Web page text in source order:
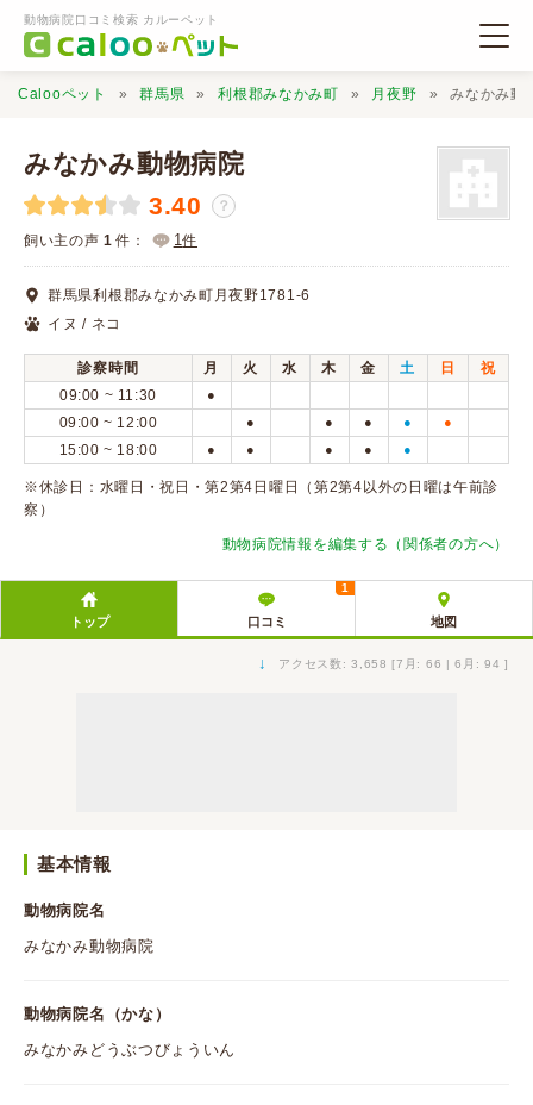
動物病院口コミ検索 カルーペット
動物病院検索
口コミ検索
Calooペットとは？
口コミ投稿
Calooペット 群馬県 利根郡みなかみ町 月夜野 みなかみ動
みなかみ動物病院
3.40 ？
飼い主の声 1 件： 1件
群馬県利根郡みなかみ町月夜野1781-6
イヌ / ネコ
診察時間 月 火 水 木 金 土 日
祝
09:00 ~ 11:30
●
09:00 ~ 12:00 ● ● ● ● ●
15:00 ~ 18:00 ● ● ● ● ●
※休診日：水曜日・祝日・第2第4日曜日（第2第4以外の日曜は午前診
察）
動物病院情報を編集する（関係者の方へ）
トップ 口コミ
1
地図
↓ アクセス数: 3,658 [7月: 66 | 6月: 94 ]
基本情報
動物病院名
みなかみ動物病院
動物病院名（かな）
みなかみどうぶつびょういん